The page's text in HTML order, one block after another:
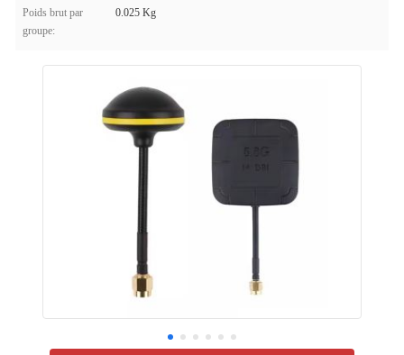
Poids brut par
groupe:
0.025 Kg